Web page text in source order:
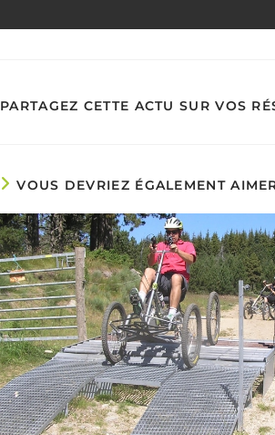
PARTAGEZ CETTE ACTU SUR VOS
VOUS DEVRIEZ ÉGALEMENT